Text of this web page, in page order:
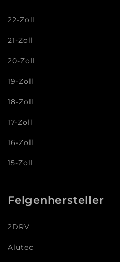
22-Zoll
21-Zoll
20-Zoll
19-Zoll
18-Zoll
17-Zoll
16-Zoll
15-Zoll
Felgenhersteller
2DRV
Alutec